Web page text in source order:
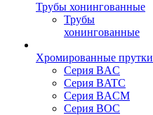
Трубы хонингованные
Трубы
хонингованные
Хромированные прутки
Серия BAC
Серия BATC
Серия BACM
Серия BOC